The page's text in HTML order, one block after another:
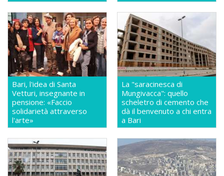
Bari, l'idea di Santa
Vetturi, insegnante in
pensione: «Faccio
solidarietà attraverso
l'arte»
La "saracinesca di
Mungivacca": quello
scheletro di cemento che
dà il benvenuto a chi entra
a Bari